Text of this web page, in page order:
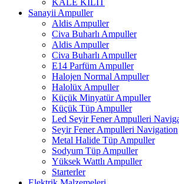
Sanayii Ampuller
Aldis Ampuller
Civa Buharlı Ampuller
Aldis Ampuller
Civa Buharlı Ampuller
E14 Parfüm Ampuller
Halojen Normal Ampuller
Halolüx Ampuller
Küçük Minyatür Ampuller
Küçük Tüp Ampuller
Led Seyir Fener Ampulleri
Seyir Fener Ampulleri Navigation
Metal Halide Tüp Ampuller
Sodyum Tüp Ampuller
Yüksek Wattlı Ampuller
Starterler